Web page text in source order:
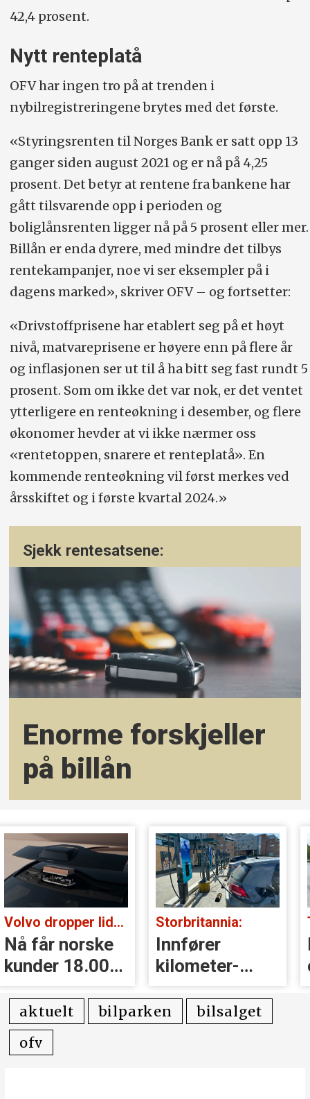
42,4 prosent.
Nytt renteplatå
OFV har ingen tro på at trenden i
nybilregistreringene brytes med det første.
«Styringsrenten til Norges Bank er satt opp 13
ganger siden august 2021 og er nå på 4,25
prosent. Det betyr at rentene fra bankene har
gått tilsvarende opp i perioden og
boliglånsrenten ligger nå på 5 prosent eller mer.
Billån er enda dyrere, med mindre det tilbys
rentekampanjer, noe vi ser eksempler på i
dagens marked», skriver OFV – og fortsetter:
«Drivstoffprisene har etablert seg på et høyt
nivå, matvareprisene er høyere enn på flere år
og inflasjonen ser ut til å ha bitt seg fast rundt 5
prosent. Som om ikke det var nok, er det ventet
ytterligere en renteøkning i desember, og flere
økonomer hevder at vi ikke nærmer oss
«rentetoppen, snarere et renteplatå». En
kommende renteøkning vil først merkes ved
årsskiftet og i første kvartal 2024.»
Sjekk rentesatsene:
Enorme forskjeller
på billån
Volvo dropper lidar for godt:
Nå får norske
kunder 18.000
kr i erstatning
Storbritannia:
Innfører
kilometer­
avgift for
elbiler
aktuelt bilparken
bilsalget
ofv